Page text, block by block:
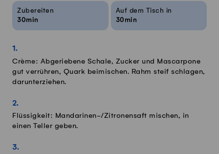
Rezeptinfos
Zubereiten
30min
Auf dem Tisch in
30min
Crème: Abgeriebene Schale, Zucker und Mascarpone
gut verrühren, Quark beimischen. Rahm steif schlagen,
darunterziehen.
Flüssigkeit: Mandarinen-/Zitronensaft mischen, in
einen Teller geben.